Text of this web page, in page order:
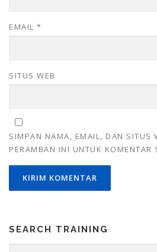
EMAIL *
SITUS WEB
SIMPAN NAMA, EMAIL, DAN SITUS
PERAMBAN INI UNTUK KOMENTAR
SEARCH TRAINING